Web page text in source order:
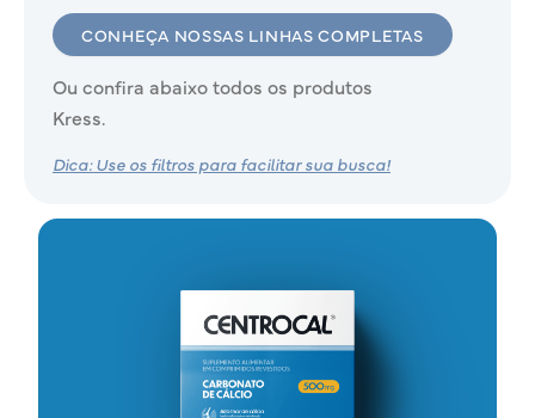
CONHEÇA NOSSAS LINHAS COMPLETAS
Ou confira abaixo todos os produtos
Kress.
Dica: Use os filtros para facilitar sua busca!